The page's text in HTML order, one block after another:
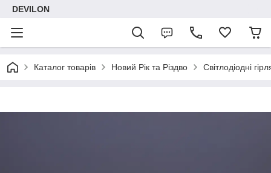
DEVILON
Каталог товарів Новий Рік та Різдво Світлодіодні